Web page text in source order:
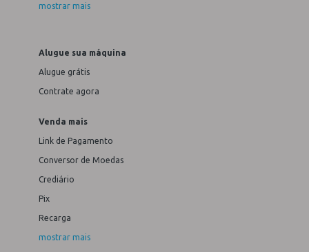
mostrar mais
Alugue sua máquina
Alugue grátis
Contrate agora
Venda mais
Link de Pagamento
Conversor de Moedas
Crediário
Pix
Recarga
mostrar mais